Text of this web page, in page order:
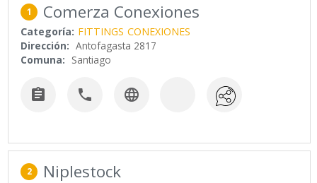
1 Comerza Conexiones
Categoría: FITTINGS CONEXIONES
Dirección: Antofagasta 2817
Comuna: Santiago
  
2 Niplestock